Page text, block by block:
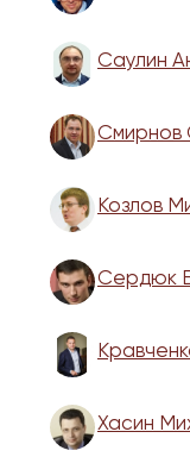
Саулин
Смирнов
Козлов
Сердюк
Хасин